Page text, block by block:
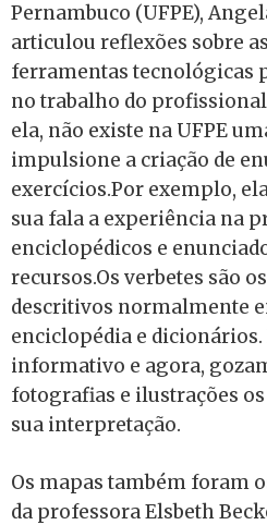
Pernambuco (UFPE),
articulou reflexões sobre
ferramentas tecnológicas
no trabalho do
ela, não existe na UFPE
impulsione a criação de
exercícios.Por exemplo,
sua fala a experiência na
enciclopédicos e
recursos.Os verbetes são
descritivos normalmente
enciclopédia e dicionários.
informativo e agora,
fotografias e ilustrações
sua interpretação.
Os mapas também foram
da professora Elsbeth